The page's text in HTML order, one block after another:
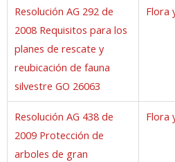
Resolución AG 292 de
2008 Requisitos para los
planes de rescate y
reubicación de fauna
silvestre GO 26063
Flora
Resolución AG 438 de
2009 Protección de
arboles de gran
Flora